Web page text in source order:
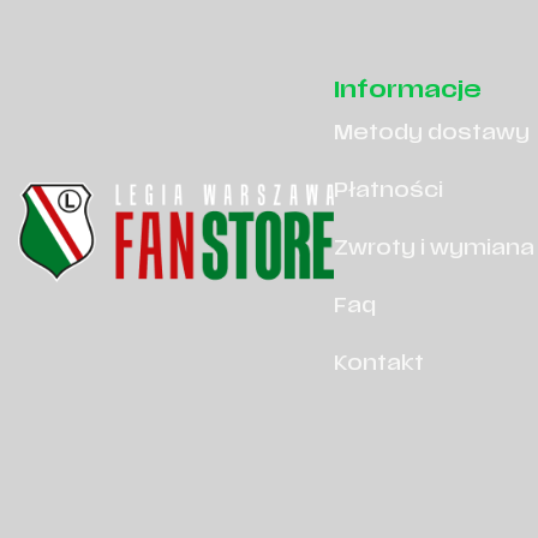
Informacje
Metody dostawy
Płatności
Zwroty i
Faq
Kontakt